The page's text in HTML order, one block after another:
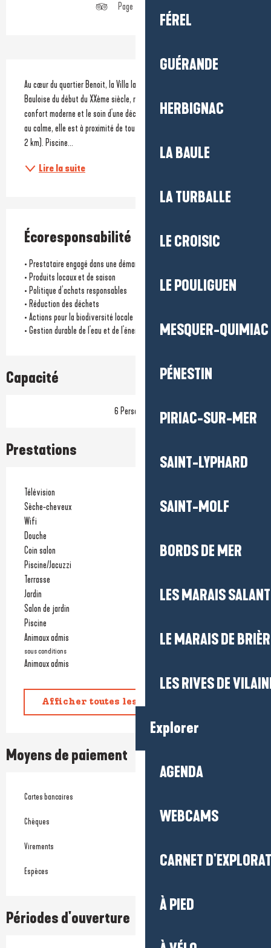
FÉREL
GUÉRANDE
HERBIGNAC
LA BAULE
LA TURBALLE
LE CROISIC
LE POULIGUEN
MESQUER-QUIMIAC
PÉNESTIN
PIRIAC-SUR-MER
SAINT-LYPHARD
SAINT-MOLF
BORDS DE MER
LES MARAIS
LE MARAIS DE
LES RIVES DE
Explorer
AGENDA
WEBCAMS
CARNET
À PIED
Page Tripadvisor
Description
Au cœur du quartier Benoit, la Villa la Ruche est une villa typique
Bauloise du début du XXème siècle, récemment rénovée dans le souci du
confort moderne et le soin d'une décoration chaleureuse. Tout en étant
au calme, elle est à proximité de tout (mer et commerces à 100 m, gare à
2 km). Piscine...
Lire la suite
Écoresponsabilité
• Prestataire engagé dans une démarche écoresponsable
• Produits locaux et de saison
• Politique d’achats responsables
• Réduction des déchets
• Actions pour la biodiversité locale
• Gestion durable de l'eau et de l'énergie
Capacité
6 Personne(s)
Prestations
Télévision
Sèche-cheveux
Wifi
Douche
Coin salon
Piscine/Jacuzzi
Terrasse
Jardin
Salon de jardin
Piscine
Animaux admis
sous conditions
Animaux admis
Afficher toutes les prestations
Moyens de paiement
Cartes bancaires
Chèques
Virements
Espèces
Périodes d'ouverture